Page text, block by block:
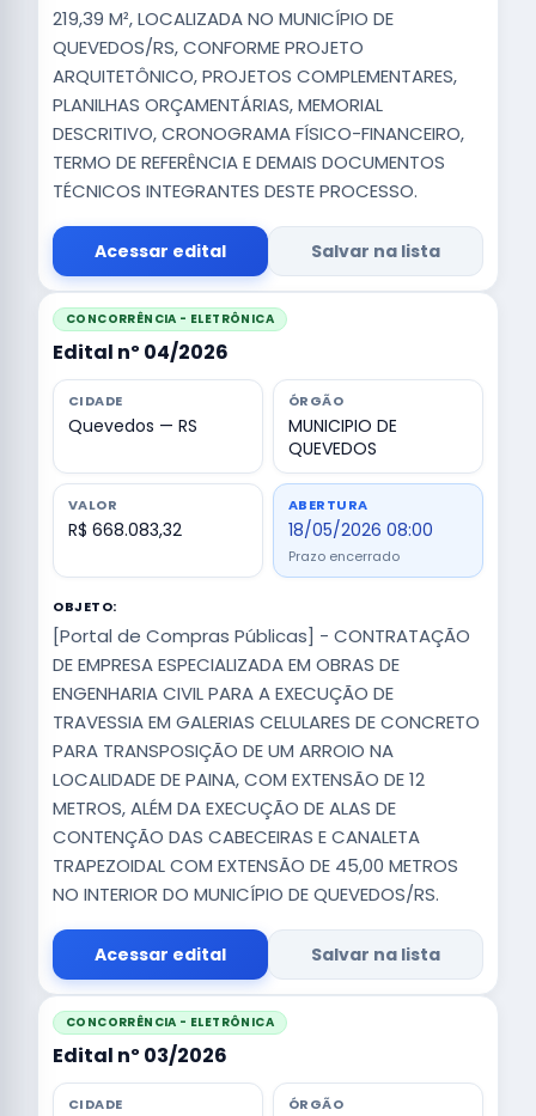
219,39 M², LOCALIZADA NO MUNICÍPIO DE
QUEVEDOS/RS, CONFORME PROJETO
ARQUITETÔNICO, PROJETOS COMPLEMENTARES,
PLANILHAS ORÇAMENTÁRIAS, MEMORIAL
DESCRITIVO, CRONOGRAMA FÍSICO-FINANCEIRO,
TERMO DE REFERÊNCIA E DEMAIS DOCUMENTOS
TÉCNICOS INTEGRANTES DESTE PROCESSO.
Acessar edital Salvar na lista
CONCORRÊNCIA - ELETRÔNICA
Edital nº 04/2026
CIDADE
Quevedos — RS
ÓRGÃO
MUNICIPIO DE
QUEVEDOS
VALOR
R$ 668.083,32
ABERTURA
18/05/2026 08:00
Prazo encerrado
OBJETO:
[Portal de Compras Públicas] - CONTRATAÇÃO
DE EMPRESA ESPECIALIZADA EM OBRAS DE
ENGENHARIA CIVIL PARA A EXECUÇÃO DE
TRAVESSIA EM GALERIAS CELULARES DE CONCRETO
PARA TRANSPOSIÇÃO DE UM ARROIO NA
LOCALIDADE DE PAINA, COM EXTENSÃO DE 12
METROS, ALÉM DA EXECUÇÃO DE ALAS DE
CONTENÇÃO DAS CABECEIRAS E CANALETA
TRAPEZOIDAL COM EXTENSÃO DE 45,00 METROS
NO INTERIOR DO MUNICÍPIO DE QUEVEDOS/RS.
Acessar edital Salvar na lista
CONCORRÊNCIA - ELETRÔNICA
Edital nº 03/2026
CIDADE ÓRGÃO